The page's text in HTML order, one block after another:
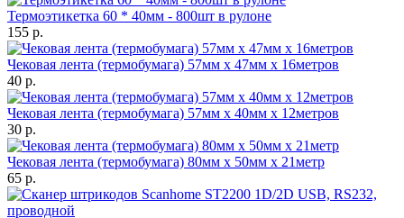
Термоэтикетка 60 * 40мм - 800шт в рулоне
155 р.
Чековая лента (термобумага) 57мм x 47мм х 16метров
40 р.
Чековая лента (термобумага) 57мм x 40мм х 12метров
30 р.
Чековая лента (термобумага) 80мм x 50мм х 21метр
65 р.